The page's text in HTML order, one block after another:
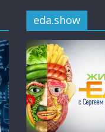
eda.show